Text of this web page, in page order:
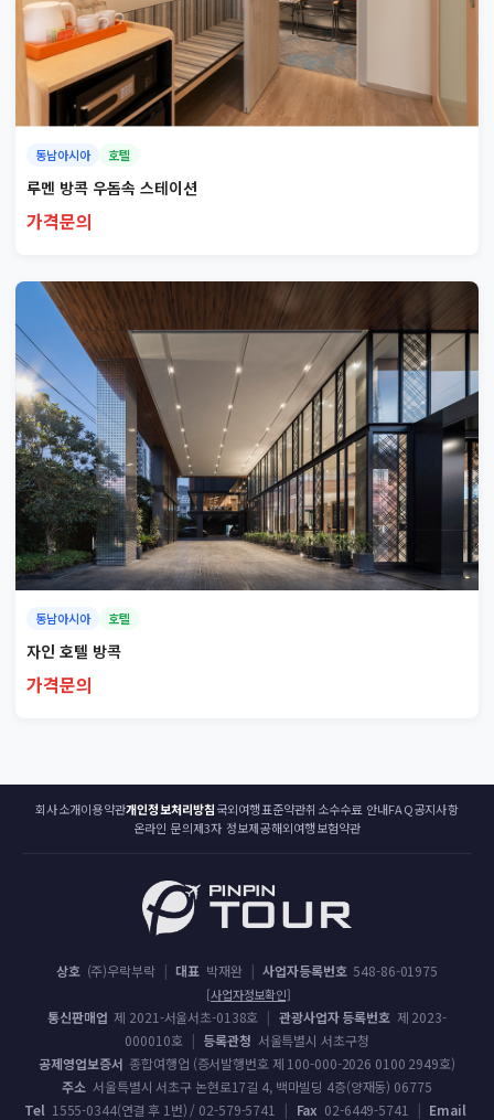
동남아시아 호텔
루멘 방콕 우돔속 스테이션
가격문의
동남아시아 호텔
자인 호텔 방콕
가격문의
회사소개이용약관개인정보처리방침국외여행표준약관취소수수료 안내FAQ공지사항
온라인 문의제3자 정보제공해외여행보험약관
상호 (주)우락부락 | 대표 박재완 | 사업자등록번호 548-86-01975
[사업자정보확인]
통신판매업 제 2021-서울서초-0138호 | 관광사업자 등록번호 제 2023-
000010호 | 등록관청 서울특별시 서초구청
공제영업보증서 종합여행업 (증서발행번호 제 100-000-2026 0100 2949호)
주소 서울특별시 서초구 논현로17길 4, 백마빌딩 4층(양재동) 06775
Tel 1555-0344(연결 후 1번) / 02-579-5741 | Fax 02-6449-5741 | Email